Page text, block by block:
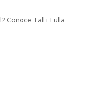
Conoce Tall i Fulla